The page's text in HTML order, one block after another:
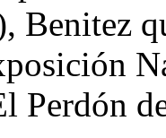
Benitez
Perdón